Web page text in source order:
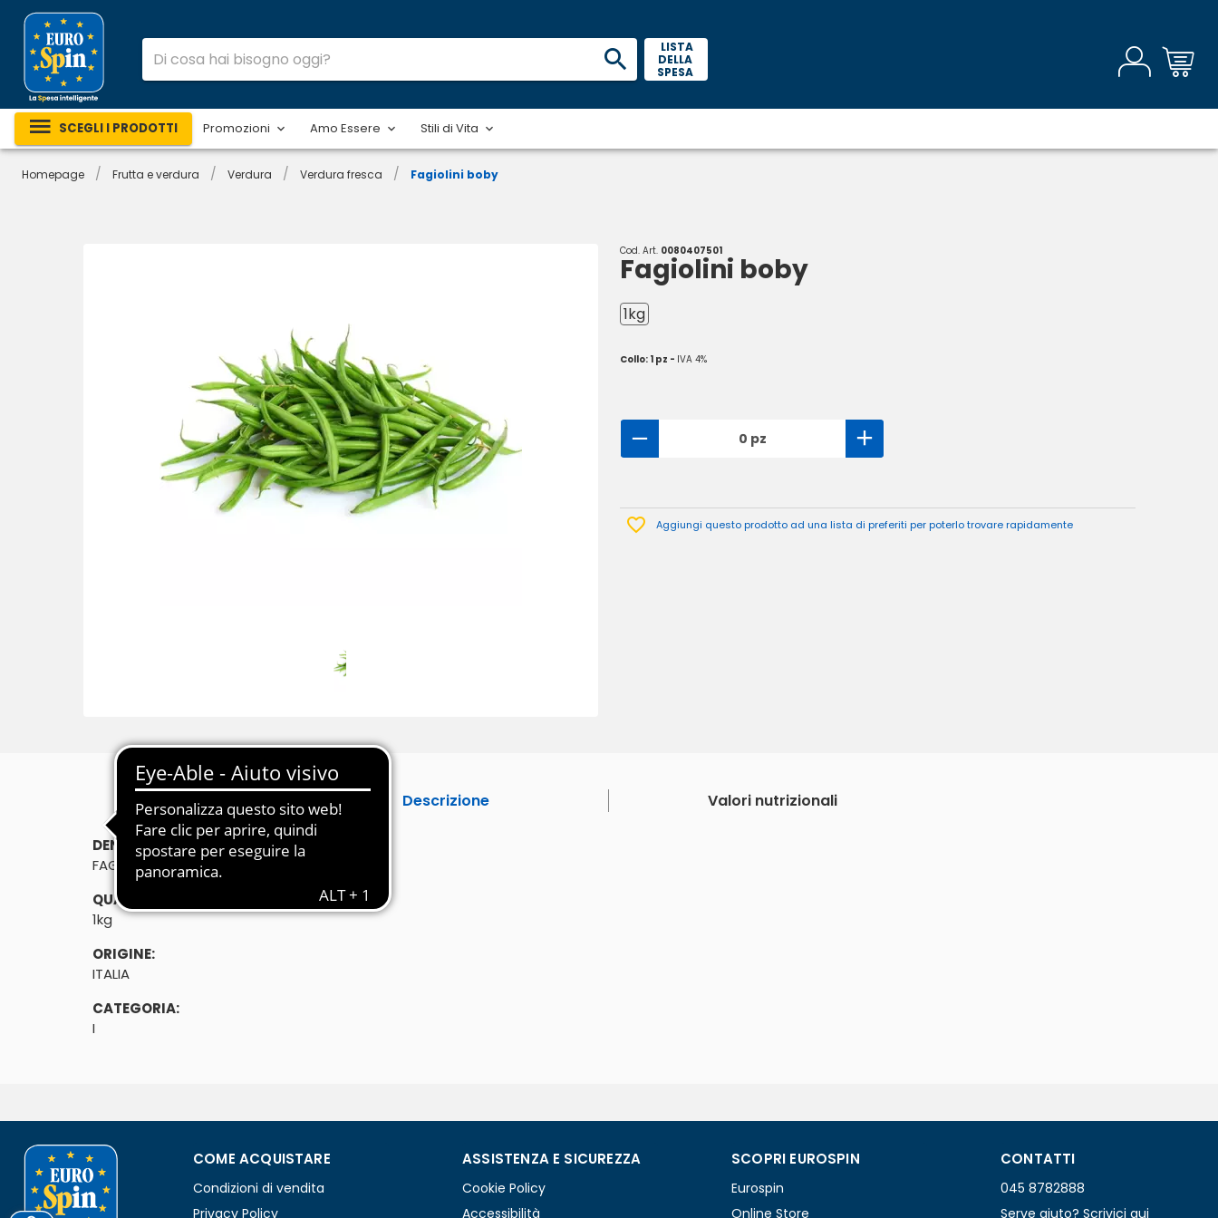
LISTA
DELLA
SPESA
SCEGLI I PRODOTTI Promozioni Amo Essere Stili di Vita
Homepage / Frutta e verdura / Verdura / Verdura fresca / Fagiolini boby
Cod. Art. 0080407501
Fagiolini boby
1kg
Collo: 1 pz - IVA 4%
0 pz
Aggiungi questo prodotto ad una lista di preferiti per poterlo trovare rapidamente
Descrizione Valori nutrizionali
DENOMINAZIONE DI VENDITA:
FAGIOLINI BOBY 1kg
QUANTITÀ:
1kg
ORIGINE:
ITALIA
CATEGORIA:
I
COME ACQUISTARE
Condizioni di vendita
Privacy Policy
ASSISTENZA E SICUREZZA
Cookie Policy
Accessibilità
SCOPRI EUROSPIN
Eurospin
Online Store
CONTATTI
045 8782888
Serve aiuto? Scrivici qui